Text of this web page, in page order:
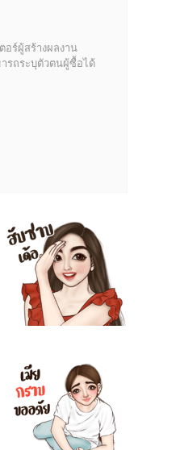
อร์ผู้สร้างผลงาน
รถระบุตัวตนผู้ซื้อได้